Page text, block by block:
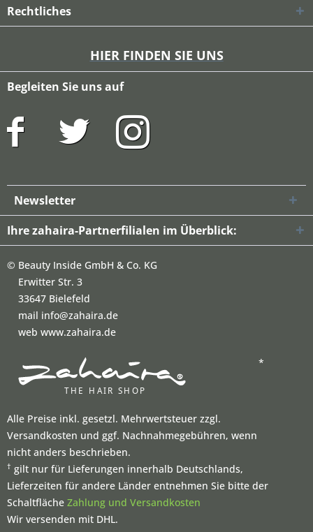
Rechtliches
HIER FINDEN SIE UNS
Begleiten Sie uns auf
Newsletter
Ihre zahaira-Partnerfilialen im Überblick:
© Beauty Inside GmbH & Co. KG
Erwitter Str. 3
33647 Bielefeld
mail info@zahaira.de
web www.zahaira.de
*
Alle Preise inkl. gesetzl. Mehrwertsteuer zzgl.
Versandkosten und ggf. Nachnahmegebühren, wenn
nicht anders beschrieben.
† gilt nur für Lieferungen innerhalb Deutschlands,
Lieferzeiten für andere Länder entnehmen Sie bitte der
Schaltfläche Zahlung und Versandkosten
Wir versenden mit DHL.